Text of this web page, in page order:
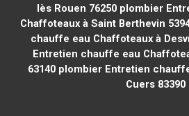
lès Rouen 76250 plombier
Chaffoteaux à Saint Berthevin
chauffe eau Chaffoteaux à
Entretien chauffe eau
63140plombier Entretien
Cuers 83390